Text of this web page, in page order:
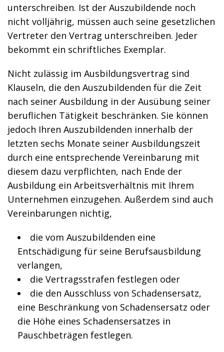
unterschreiben. Ist der Auszubildende noch
nicht volljährig, müssen auch seine gesetzlichen
Vertreter den Vertrag unterschreiben. Jeder
bekommt ein schriftliches Exemplar.
Nicht zulässig im Ausbildungsvertrag sind
Klauseln, die den Auszubildenden für die Zeit
nach seiner Ausbildung in der Ausübung seiner
beruflichen Tätigkeit beschränken. Sie können
jedoch Ihren Auszubildenden innerhalb der
letzten sechs Monate seiner Ausbildungszeit
durch eine entsprechende Vereinbarung mit
diesem dazu verpflichten, nach Ende der
Ausbildung ein Arbeitsverhältnis mit Ihrem
Unternehmen einzugehen. Außerdem sind auch
Vereinbarungen nichtig,
die vom Auszubildenden eine
Entschädigung für seine Berufsausbildung
verlangen,
die Vertragsstrafen festlegen oder
die den Ausschluss von Schadensersatz,
eine Beschränkung von Schadensersatz oder
die Höhe eines Schadensersatzes in
Pauschbeträgen festlegen.